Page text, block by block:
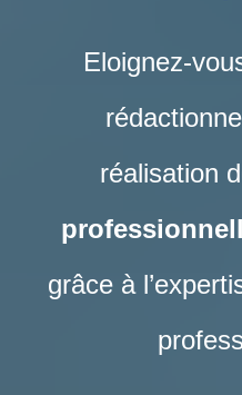
Eloignez-
réalisation
grâce à